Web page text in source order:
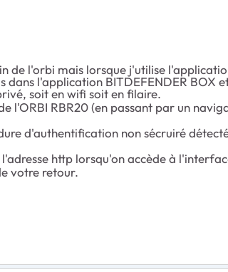
de l'orbi mais lorsque j'utilise
dans l'application BITDEFENDER
soit en wifi soit en filaire.
l'ORBI RBR20 (en passant par un
d'authentification non sécruiré
http lorsqu'on accède à
votre retour.